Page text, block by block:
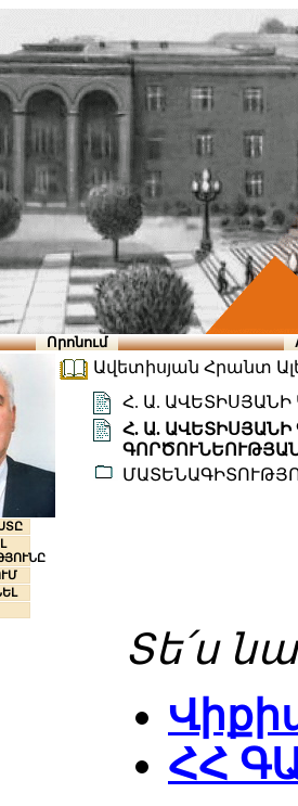
Որոնում
Ավետիսյան Հրանտ
Հ. Ա.
Հ. Ա.
Տե՛ս
ՀՀ